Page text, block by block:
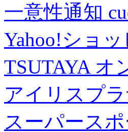
一意性通知
Yahoo!ショ
TSUTAYA オ
アイリスプ
スーパース